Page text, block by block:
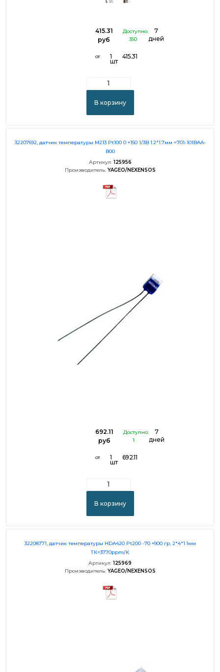
415.31
руб
Доступно:
350
7
дней
от 1
шт
415.31
В корзину
32207692, датчик температуры M213 Pt100 0 +150 1/3B 1.2*1.7мм =701-101BAA-
B00
Артикул: 125956
Производитель: YAGEO/NEXENSOS
692.11
руб
Доступно:
1
7
дней
от 1
шт
692.11
В корзину
32208771, датчик температуры HDA420 Pt200 -70 +900 гр, 2*4*1.1мм
ТК=3770ppm/K
Артикул: 125969
Производитель: YAGEO/NEXENSOS